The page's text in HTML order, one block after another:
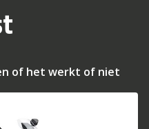
of het werkt of niet